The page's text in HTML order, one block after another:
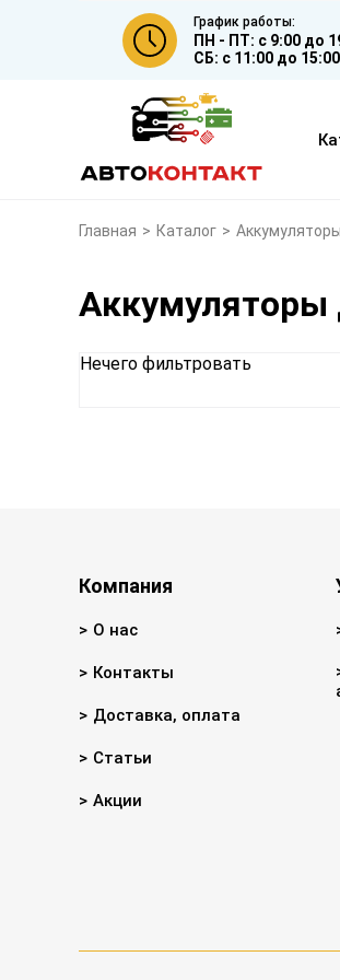
График работы:
ПН - ПТ: с 9:00 до
СБ: с 11:00 до 15:00
Главная > Каталог > Аккумуляторы
Аккумуляторы
Нечего фильтровать
Компания
О нас
Контакты
Доставка, оплата
Статьи
Акции